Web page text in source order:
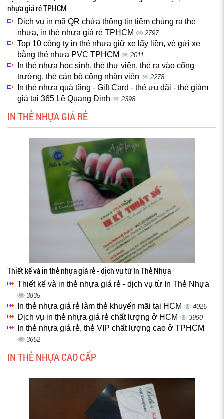
nhựa giá rẻ TPHCM
Dịch vụ in mã QR chứa thông tin tiêm chủng ra thẻ
nhựa, in thẻ nhựa giá rẻ TPHCM
2797
Top 10 công ty in thẻ nhựa giữ xe lấy liền, vé gửi xe
bằng thẻ nhựa PVC TPHCM
2011
In thẻ nhựa học sinh, thẻ thư viện, thẻ ra vào cổng
trường, thẻ cán bộ công nhân viên
2278
In thẻ nhựa quà tặng - Gift Card - thẻ ưu đãi - thẻ giảm
giá tại 365 Lê Quang Định
2398
IN THẺ NHỰA GIÁ RẺ
Thiết kế và in thẻ nhựa giá rẻ - dịch vụ từ In Thẻ Nhựa
Thiết kế và in thẻ nhựa giá rẻ - dịch vụ từ In Thẻ Nhựa
3835
In thẻ nhựa giá rẻ làm thẻ khuyến mãi tại HCM 4025
Dịch vụ in thẻ nhựa giá rẻ chất lượng ở HCM 3990
In thẻ nhựa giá rẻ, thẻ VIP chất lượng cao ở TPHCM
3652
IN THẺ NHỰA CAO CẤP